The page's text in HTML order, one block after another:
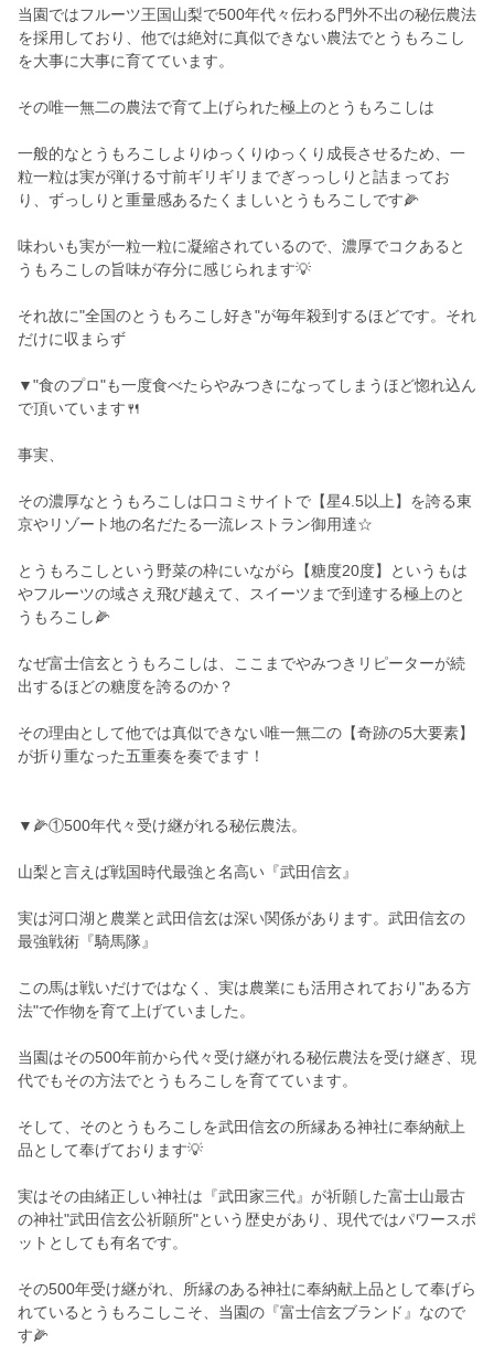
当園ではフルーツ王国山梨で500年代々伝わる門外不出の秘伝農法
を採用しており、他では絶対に真似できない農法でとうもろこし
を大事に大事に育てています。
その唯一無二の農法で育て上げられた極上のとうもろこしは
一般的なとうもろこしよりゆっくりゆっくり成長させるため、一
粒一粒は実が弾ける寸前ギリギリまでぎっっしりと詰まってお
り、ずっしりと重量感あるたくましいとうもろこしです🌽
味わいも実が一粒一粒に凝縮されているので、濃厚でコクあると
うもろこしの旨味が存分に感じられます💡
それ故に"全国のとうもろこし好き"が毎年殺到するほどです。それ
だけに収まらず
▼"食のプロ"も一度食べたらやみつきになってしまうほど惚れ込ん
で頂いています🍴
事実、
その濃厚なとうもろこしは口コミサイトで【星4.5以上】を誇る東
京やリゾート地の名だたる一流レストラン御用達☆
とうもろこしという野菜の枠にいながら【糖度20度】というもは
やフルーツの域さえ飛び越えて、スイーツまで到達する極上のと
うもろこし🌽
なぜ富士信玄とうもろこしは、ここまでやみつきリピーターが続
出するほどの糖度を誇るのか？
その理由として他では真似できない唯一無二の【奇跡の5大要素】
が折り重なった五重奏を奏でます！
▼🌽①500年代々受け継がれる秘伝農法。
山梨と言えば戦国時代最強と名高い『武田信玄』
実は河口湖と農業と武田信玄は深い関係があります。武田信玄の
最強戦術『騎馬隊』
この馬は戦いだけではなく、実は農業にも活用されており"ある方
法"で作物を育て上げていました。
当園はその500年前から代々受け継がれる秘伝農法を受け継ぎ、現
代でもその方法でとうもろこしを育てています。
そして、そのとうもろこしを武田信玄の所縁ある神社に奉納献上
品として奉げております💡
実はその由緒正しい神社は『武田家三代』が祈願した富士山最古
の神社"武田信玄公祈願所"という歴史があり、現代ではパワースポ
ットとしても有名です。
その500年受け継がれ、所縁のある神社に奉納献上品として奉げら
れているとうもろこしこそ、当園の『富士信玄ブランド』なので
す🌽